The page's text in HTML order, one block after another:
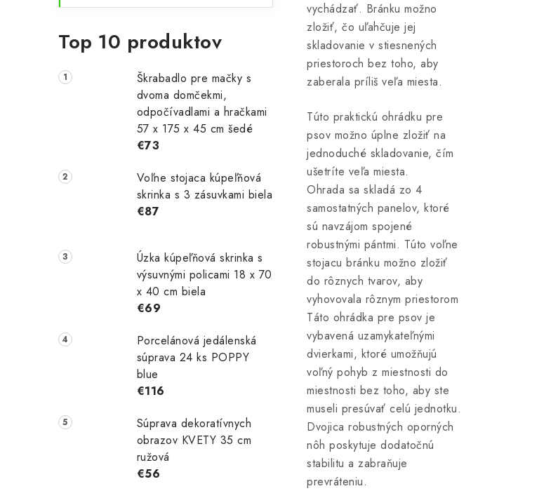
Top 10 produktov
Škrabadlo pre mačky s
dvoma domčekmi,
odpočívadlami a hračkami
57 x 175 x 45 cm šedé
€73
Voľne stojaca kúpeľňová
skrinka s 3 zásuvkami biela
€87
Úzka kúpeľňová skrinka s
výsuvnými policami 18 x 70
x 40 cm biela
€69
Porcelánová jedálenská
súprava 24 ks POPPY
blue
€116
Súprava dekoratívnych
obrazov KVETY 35 cm
ružová
€56
vychádzať. Bránku možno
zložiť, čo uľahčuje jej
skladovanie v stiesnených
priestoroch bez toho, aby
zaberala príliš veľa miesta.
Túto praktickú ohrádku pre
psov možno úplne zložiť na
jednoduché skladovanie, čím
ušetríte veľa miesta.
Ohrada sa skladá zo 4
samostatných panelov, ktoré
sú navzájom spojené
robustnými pántmi. Túto voľne
stojacu bránku možno zložiť
do rôznych tvarov, aby
vyhovovala rôznym priestorom
Táto ohrádka pre psov je
vybavená uzamykateľnými
dvierkami, ktoré umožňujú
voľný pohyb z miestnosti do
miestnosti bez toho, aby ste
museli presúvať celú jednotku.
Dvojica robustných oporných
nôh poskytuje dodatočnú
stabilitu a zabraňuje
prevráteniu.